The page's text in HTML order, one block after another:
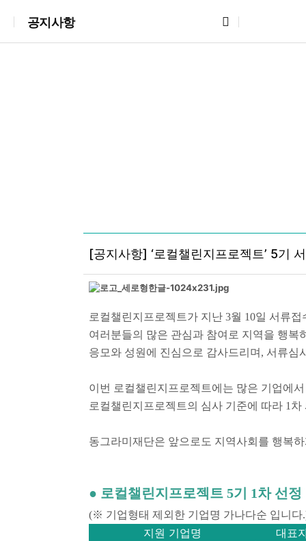
공지사항
[공지사항] ‘로컬챌린지프로젝트’ 5기
로컬챌린지프로젝트가 지난 3월 10일 서류
여러분들의 많은 관심과 참여로 지역을 행복
응모와 성원에 진심으로 감사드리며, 서류심
이번 로컬챌린지프로젝트에는 많은 기업에
로컬챌린지프로젝트의 심사 기준에 따라 1차
동그라미재단은 앞으로도 지역사회를 행복
● 로컬챌린지프로젝트 5기 1차 선정
(※ 기업형태 제외한 기업명 가나다순 입니다
지원 기업명 대표